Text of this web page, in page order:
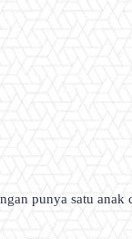
punya satu anak